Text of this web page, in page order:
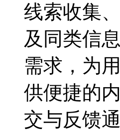
线索收集
及同类信
需求，为
供便捷的
交与反馈通